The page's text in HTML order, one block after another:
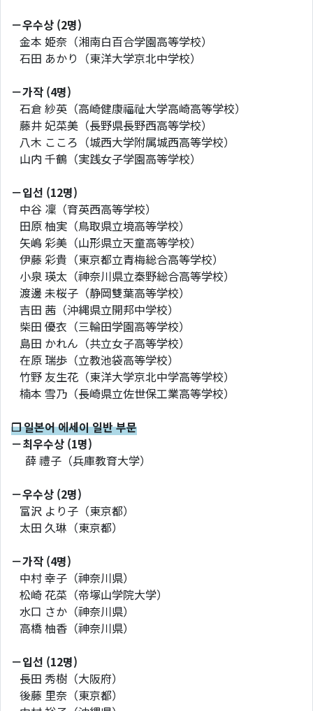
－우수상 (2명)
金本 姫奈（湘南白百合学園高等学校）
石田 あかり（東洋大学京北中学校）
－가작 (4명)
石倉 紗英（高崎健康福祉大学高崎高等学校）
藤井 妃菜美（長野県長野西高等学校）
八木 こころ（城西大学附属城西高等学校）
山内 千鶴（実践女子学園高等学校）
－입선 (12명)
中谷 凜（育英西高等学校）
田原 柚実（鳥取県立境高等学校）
矢嶋 彩美（山形県立天童高等学校）
伊藤 彩貴（東京都立青梅総合高等学校）
小泉 瑛太（神奈川県立秦野総合高等学校）
渡邊 未桜子（静岡雙葉高等学校）
吉田 茜（沖縄県立開邦中学校）
柴田 優衣（三輪田学園高等学校）
島田 かれん（共立女子高等学校）
在原 瑞歩（立教池袋高等学校）
竹野 友生花（東洋大学京北中学高等学校）
楠本 雪乃（長崎県立佐世保工業高等学校）
❐ 일본어 에세이 일반 부문
－최우수상 (1명)
薛 禮子（兵庫教育大学）
－우수상 (2명)
富沢 より子（東京都）
太田 久琳（東京都）
－가작 (4명)
中村 幸子（神奈川県）
松崎 花菜（帝塚山学院大学）
水口 さか（神奈川県）
高橋 柚香（神奈川県）
－입선 (12명)
長田 秀樹（大阪府）
後藤 里奈（東京都）